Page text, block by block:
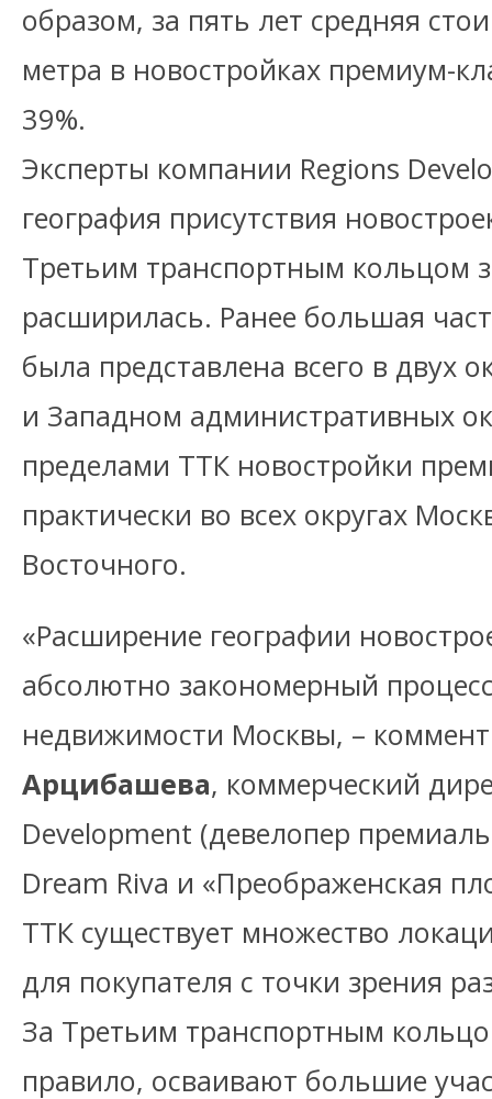
образом, за пять лет средняя
метра в новостройках премиум-
39%.
Эксперты компании Regions
география присутствия
Третьим транспортным кольцом
расширилась. Ранее большая
была представлена всего в двух
и Западном административных
пределами ТТК новостройки
практически во всех округах
Восточного.
«Расширение географии
абсолютно закономерный
недвижимости Москвы, –
Арцибашева, коммерческий
Development (девелопер
Dream Riva и «Преображенская
ТТК существует множество
для покупателя с точки зрения
За Третьим транспортным
правило, осваивают большие